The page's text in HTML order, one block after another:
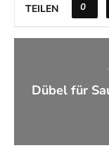
TEILEN 0
Dübel für